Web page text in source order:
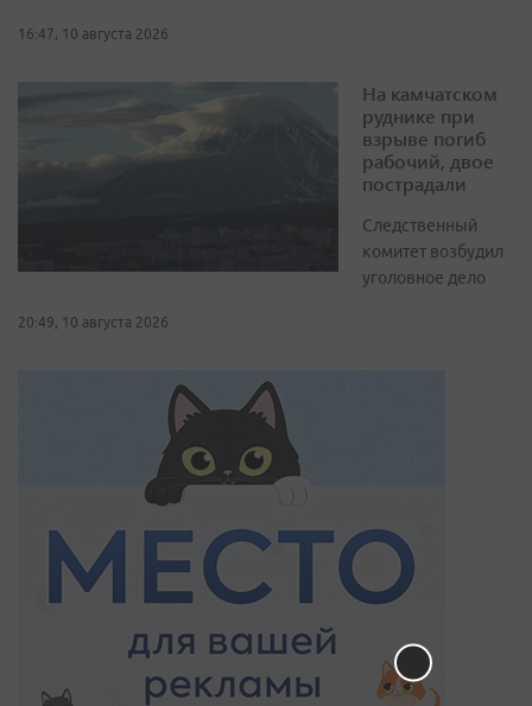
16:47, 10 августа 2026
На камчатском
руднике при
взрыве погиб
рабочий, двое
пострадали
Следственный
комитет возбудил
уголовное дело
20:49, 10 августа 2026